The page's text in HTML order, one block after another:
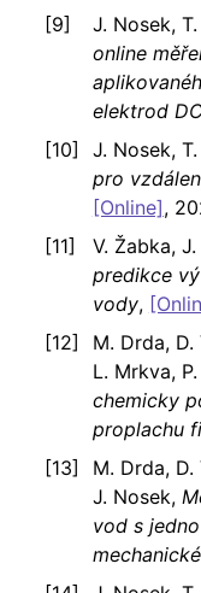
J. Nosek,
online
elektrod
J. Nosek,
pro
[Online],
V. Žabka,
predikce
vody,
M. Drda,
L. Mrkva,
chemicky
proplachu
M. Drda,
J. Nosek,
vod s